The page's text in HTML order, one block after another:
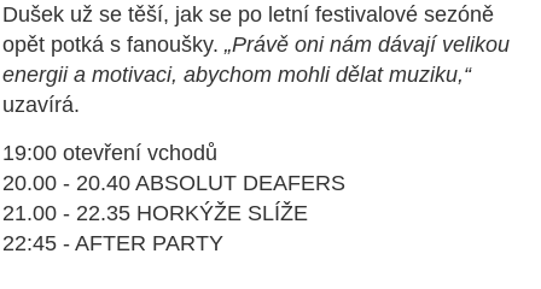
Dušek už se těší, jak se po letní festivalové sezóně
opět potká s fanoušky. „Právě oni nám dávají velikou
energii a motivaci, abychom mohli dělat muziku,“
uzavírá.
19:00 otevření vchodů
20.00 - 20.40 ABSOLUT DEAFERS
21.00 - 22.35 HORKÝŽE SLÍŽE
22:45 - AFTER PARTY